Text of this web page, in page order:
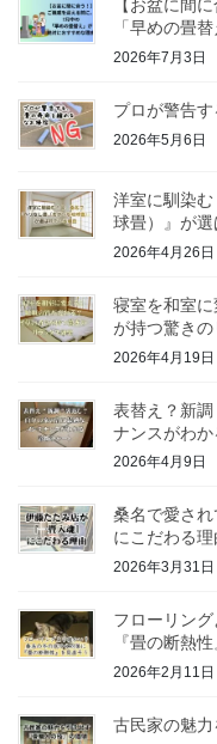
【お盆に間
「早めの畳
2026年7月3日
プロが警告
2026年5月6日
洋室に馴染
球畳）』が
2026年4月26日
寝室を和室
が持つ驚き
2026年4月19日
表替え？新
ナンスがわか
2026年4月9日
桑名で愛され
にこだわる理
2026年3月31日
フローリン
『畳の断熱
2026年2月11日
古民家の魅